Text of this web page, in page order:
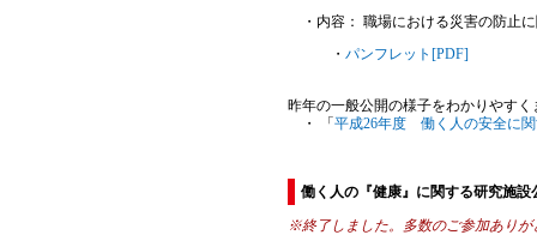
・内容： 職場における災害の防止
・ パンフレット[PDF]
昨年の一般公開の様子をわかりやす
・ 「 平成26年度 働く人の安全に
働く人の『健康』に関する研究施設
※終了しました。多数のご参加ありが